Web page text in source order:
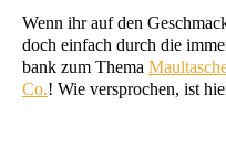
Wenn ihr auf den
doch ein­fach durch die
bank zum The­ma
Co.! Wie ver­spro­chen, ist